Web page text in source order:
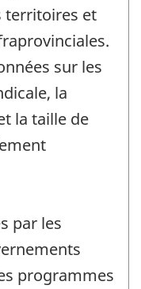
territoires et
sur les
la
la taille de
par les
programmes